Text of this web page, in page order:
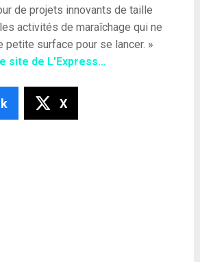
de projets innovants de taille
activités de maraîchage qui ne
petite surface pour se lancer. »
site de L’Express…
X